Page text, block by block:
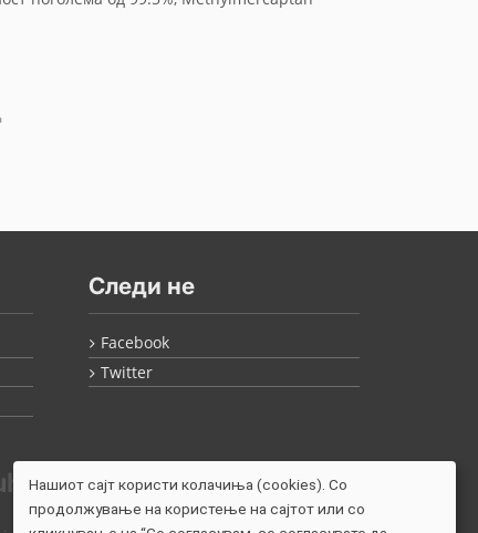
Следи не
Facebook
Twitter
Нашиот сајт користи колачиња (cookies). Со
продолжување на користење на сајтот или со